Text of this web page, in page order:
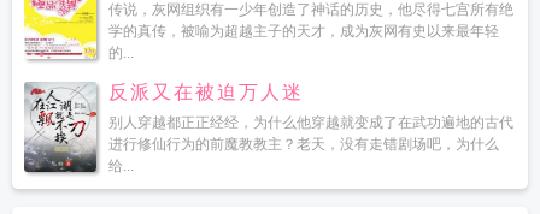
传说，灰网组织有一少年创造了神话的历史，他尽得七宫所有绝
学的真传，被喻为超越主子的天才，成为灰网有史以来最年轻
的...
反派又在被迫万人迷
别人穿越都正正经经，为什么他穿越就变成了在武功遍地的古代
进行修仙行为的前魔教教主？老天，没有走错剧场吧，为什么
给...